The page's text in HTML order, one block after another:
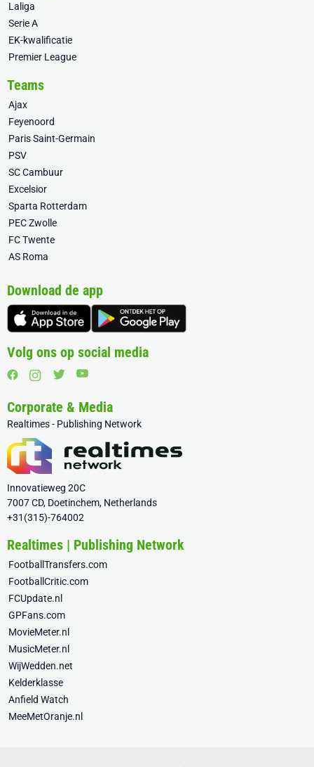
Laliga
Serie A
EK-kwalificatie
Premier League
Teams
Ajax
Feyenoord
Paris Saint-Germain
PSV
SC Cambuur
Excelsior
Sparta Rotterdam
PEC Zwolle
FC Twente
AS Roma
Download de app
Volg ons op social media
Corporate & Media
Realtimes - Publishing Network
Innovatieweg 20C
7007 CD, Doetinchem, Netherlands
+31(315)-764002
Realtimes | Publishing Network
FootballTransfers.com
FootballCritic.com
FCUpdate.nl
GPFans.com
MovieMeter.nl
MusicMeter.nl
WijWedden.net
Kelderklasse
Anfield Watch
MeeMetOranje.nl